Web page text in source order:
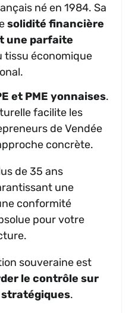
né en 1984. Sa
solidité financière
une parfaite
tissu économique
et PME yonnaises.
facilite les
de Vendée
concrète.
de 35 ans
une
conformité
pour votre
souveraine est
le contrôle sur
.